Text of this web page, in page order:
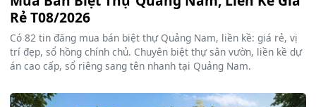
Rẻ T08/2026
Có 82 tin đăng mua bán biệt thự Quảng Nam, liền kề: giá rẻ, vị
trí đẹp, sổ hồng chính chủ. Chuyên biệt thự sân vườn, liền kề dự
án cao cấp, sổ riêng sang tên nhanh tại Quảng Nam.